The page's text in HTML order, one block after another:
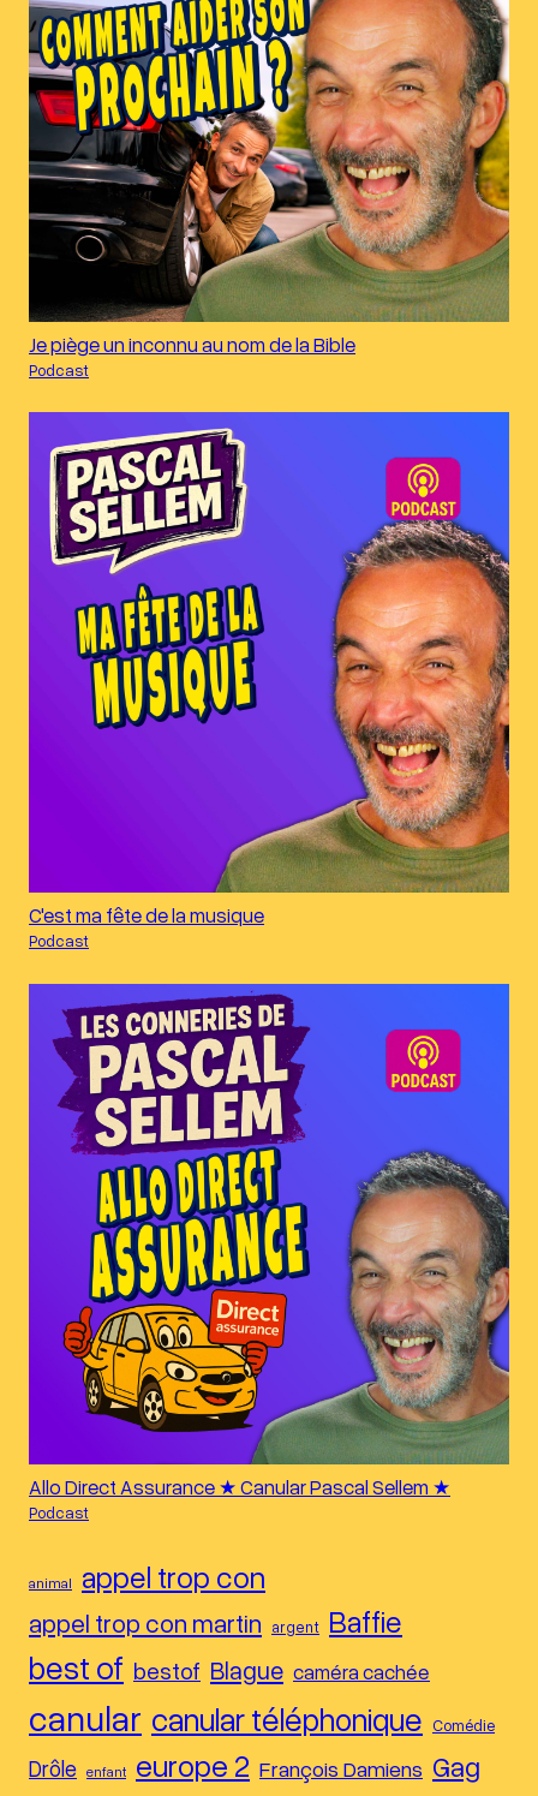
Je piège un inconnu au nom de la Bible
Podcast
C'est ma fête de la musique
Podcast
Allo Direct Assurance ★ Canular Pascal Sellem ★
Podcast
animal appel trop con
appel trop con martin argent Baffie
best of bestof Blague caméra cachée
canular canular téléphonique Comédie
Drôle enfant europe 2 François Damiens Gag